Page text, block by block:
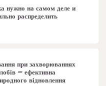
нужно на самом деле и
распределить
при захворюваннях
– ефективна
відновлення